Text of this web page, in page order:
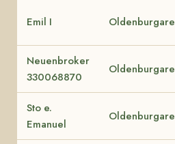
Emil I Oldenburgare
Neuenbroker
330068870
Oldenburgare
Sto e.
Emanuel
Oldenburgare